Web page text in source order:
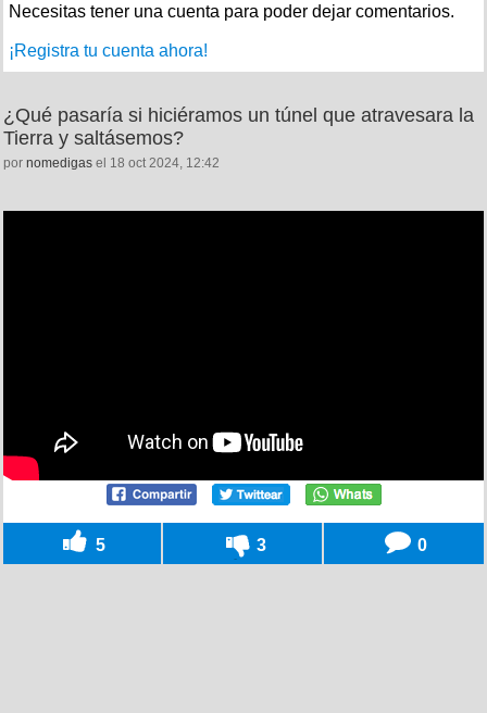
Necesitas tener una cuenta para poder dejar comentarios.
¡Registra tu cuenta ahora!
¿Qué pasaría si hiciéramos un túnel que atravesara la
Tierra y saltásemos?
por nomedigas el 18 oct 2024, 12:42
5 3 0